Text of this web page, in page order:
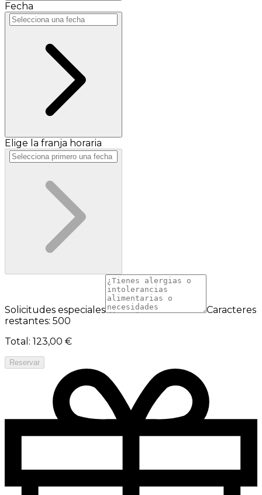
Fecha
Elige la franja horaria
Solicitudes especiales
Caracteres
restantes: 500
Total : 123,00 €
Reservar